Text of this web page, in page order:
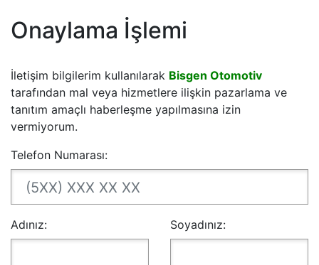
Onaylama İşlemi
İletişim bilgilerim kullanılarak Bisgen Otomotiv
tarafından mal veya hizmetlere ilişkin pazarlama ve
tanıtım amaçlı haberleşme yapılmasına izin
vermiyorum.
Telefon Numarası:
Adınız: Soyadınız: